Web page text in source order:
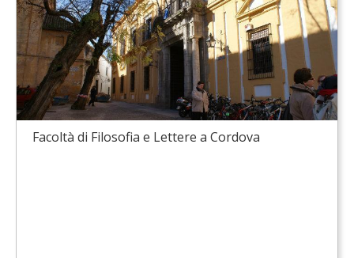
Facoltà di Filosofia e Lettere a Cordova